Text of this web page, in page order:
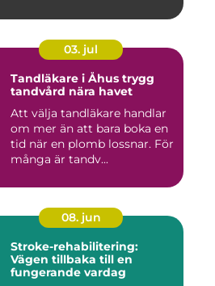
03. jul
Tandläkare i Åhus trygg
tandvård nära havet
Att välja tandläkare handlar
om mer än att bara boka en
tid när en plomb lossnar. För
många är tandv...
08. jun
Stroke-rehabilitering:
Vägen tillbaka till en
fungerande vardag